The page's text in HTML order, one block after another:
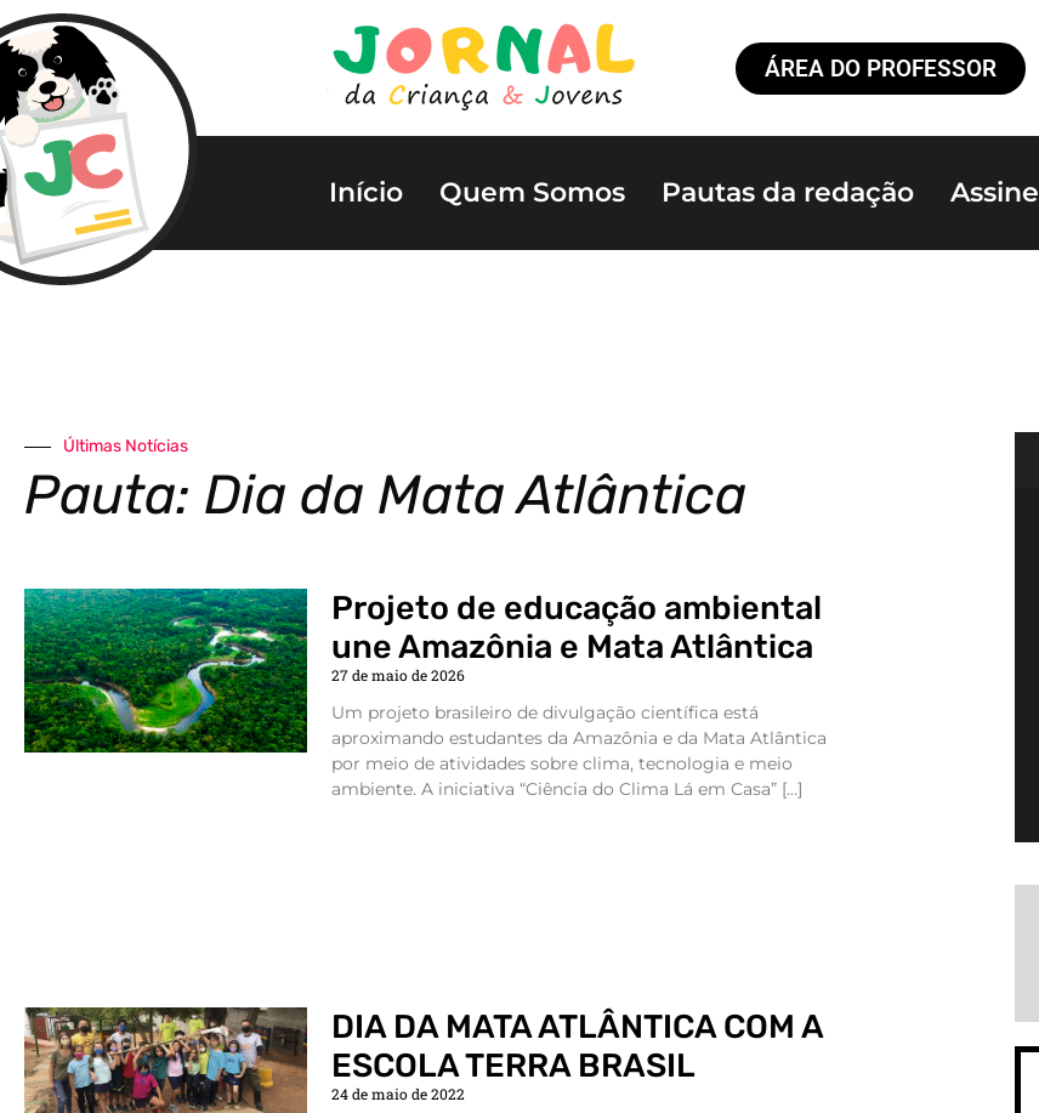
ÁREA DO PROFESSOR
Início Quem Somos Pautas da redação Assine
Últimas Notícias
Pauta: Dia da Mata Atlântica
Projeto de educação ambiental
une Amazônia e Mata Atlântica
27 de maio de 2026
Um projeto brasileiro de divulgação científica está
aproximando estudantes da Amazônia e da Mata Atlântica
por meio de atividades sobre clima, tecnologia e meio
ambiente. A iniciativa “Ciência do Clima Lá em Casa” […]
DIA DA MATA ATLÂNTICA COM A
ESCOLA TERRA BRASIL
24 de maio de 2022